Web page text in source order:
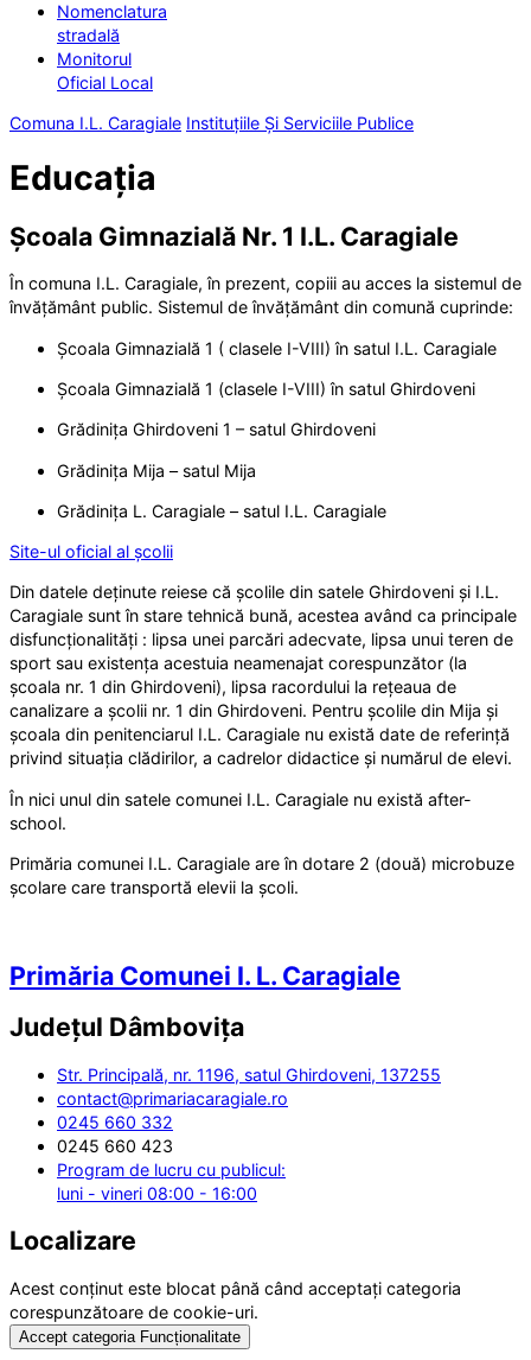
Nomenclatura
stradală
Monitorul
Oficial Local
Comuna I.L. Caragiale Instituțiile Și Serviciile Publice
Educația
Școala Gimnazială Nr. 1 I.L. Caragiale
În comuna I.L. Caragiale, în prezent, copiii au acces la sistemul de
învățământ public. Sistemul de învățământ din comună cuprinde:
Școala Gimnazială 1 ( clasele I-VIII) în satul I.L. Caragiale
Școala Gimnazială 1 (clasele I-VIII) în satul Ghirdoveni
Grădinița Ghirdoveni 1 – satul Ghirdoveni
Grădinița Mija – satul Mija
Grădinița L. Caragiale – satul I.L. Caragiale
Site-ul oficial al școlii
Din datele deținute reiese că școlile din satele Ghirdoveni și I.L.
Caragiale sunt în stare tehnică bună, acestea având ca principale
disfuncționalități : lipsa unei parcări adecvate, lipsa unui teren de
sport sau existența acestuia neamenajat corespunzător (la
școala nr. 1 din Ghirdoveni), lipsa racordului la rețeaua de
canalizare a școlii nr. 1 din Ghirdoveni. Pentru școlile din Mija și
școala din penitenciarul I.L. Caragiale nu există date de referință
privind situația clădirilor, a cadrelor didactice și numărul de elevi.
În nici unul din satele comunei I.L. Caragiale nu există after-
school.
Primăria comunei I.L. Caragiale are în dotare 2 (două) microbuze
școlare care transportă elevii la școli.
Primăria Comunei I. L. Caragiale
Județul Dâmbovița
Str. Principală, nr. 1196, satul Ghirdoveni, 137255
contact@primariacaragiale.ro
0245 660 332
0245 660 423
Program de lucru cu publicul:
luni - vineri 08:00 - 16:00
Localizare
Acest conținut este blocat până când acceptați categoria
corespunzătoare de cookie-uri.
Accept categoria Funcționalitate